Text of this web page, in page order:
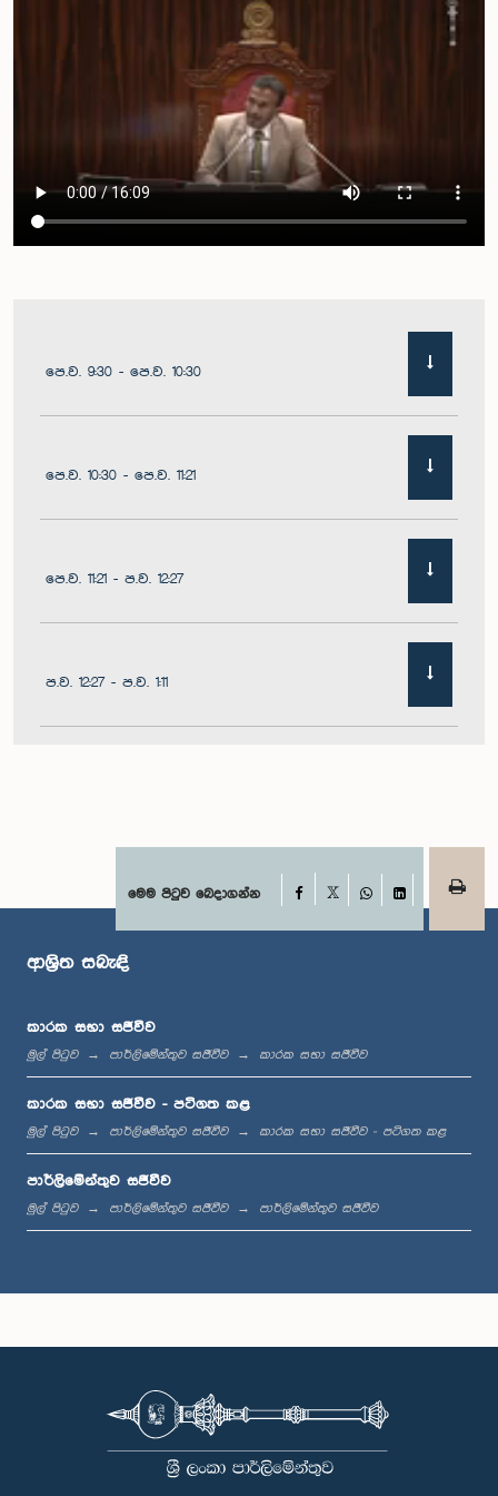
පෙ.ව. 9:30 - පෙ.ව. 10:30
පෙ.ව. 10:30 - පෙ.ව. 11:21
පෙ.ව. 11:21 - ප.ව. 12:27
ප.ව. 12:27 - ප.ව. 1:11
ප.ව. 1:22 - ප.ව. 1:29
ප.ව. 1:36 - ප.ව. 1:44
ප.ව. 1:44 - ප.ව. 1:53
ප.ව. 2:05 - ප.ව. 2:15
මෙම පිටුව බෙදාගන්න Facebook
WhatsApp
LinkedIn
ආශ්‍රිත සබැඳි
කාරක සභා සජීවීව
මුල් පිටුව පාර්ලිමේන්තුව සජීවීව කාරක සභා සජීවීව
කාරක සභා සජීවීව - පටිගත කළ
මුල් පිටුව පාර්ලිමේන්තුව සජීවීව කාරක සභා සජීවීව - පටිගත කළ
පාර්ලිමේන්තුව සජීවීව
මුල් පිටුව පාර්ලිමේන්තුව සජීවීව පාර්ලිමේන්තුව සජීවීව